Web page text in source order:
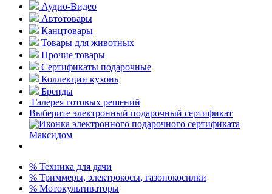
Аудио-Видео
Автотовары
Канцтовары
Товары для животных
Прочие товары
Сертификаты подарочные
Коллекции кухонь
Бренды
Галерея готовых решений
Выберите электронный подарочный сертификат
% Техника для дачи
% Триммеры, электрокосы, газонокосилки
% Мотокультиваторы